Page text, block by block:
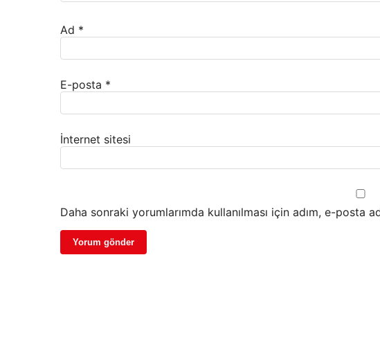
Ad *
E-posta *
İnternet sitesi
Daha sonraki yorumlarımda kullanılması için adım, e-posta